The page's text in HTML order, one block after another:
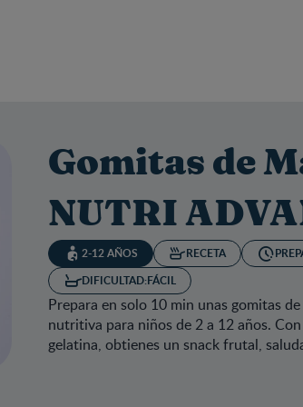
Gomitas de
NUTRI
2-12 AÑOS RECETA
DIFICULTAD:FÁCIL
Prepara en solo 10 min unas gomitas
nutritiva para niños de 2 a 12 años.
gelatina, obtienes un snack frutal,